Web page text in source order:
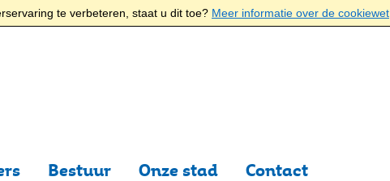
te verbeteren, staat u dit toe? Meer informatie over de cookiewet
Bestuur Onze stad Contact